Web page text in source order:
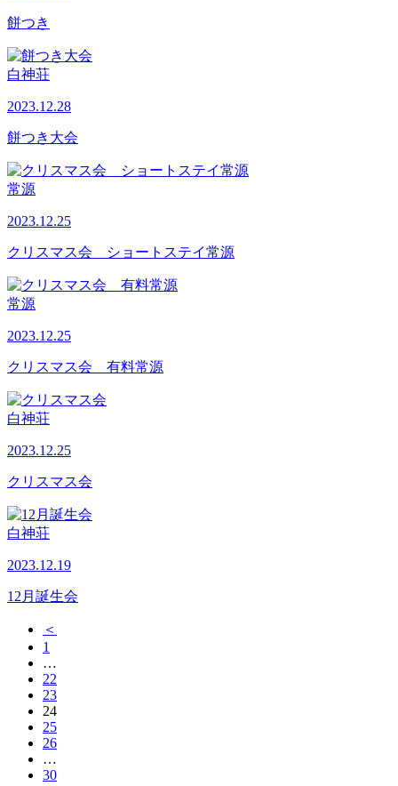
餅つき
白神荘
2023.12.28
餅つき大会
常源
2023.12.25
クリスマス会 ショートステイ常源
常源
2023.12.25
クリスマス会 有料常源
白神荘
2023.12.25
クリスマス会
白神荘
2023.12.19
12月誕生会
＜
1
…
22
23
24
25
26
…
30